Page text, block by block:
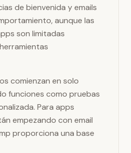
de bienvenida y emails
aunque las
son limitadas
comienzan en solo
funciones como pruebas
Para apps
empezando con email
proporciona una base